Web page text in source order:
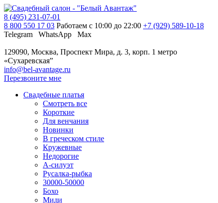
8 (495) 231-07-01
8 800 550 17 03 Работаем с 10:00 до 22:00 +7 (929) 589-10-18
Telegram
WhatsApp Max
129090, Москва, Проспект Мира, д. 3, корп. 1 метро
«Сухаревская”
info@bel-avantage.ru
Перезвоните мне
Свадебные платья
Смотреть все
Короткие
Для венчания
Новинки
В греческом стиле
Кружевные
Недорогие
А-силуэт
Русалка-рыбка
30000-50000
Бохо
Миди